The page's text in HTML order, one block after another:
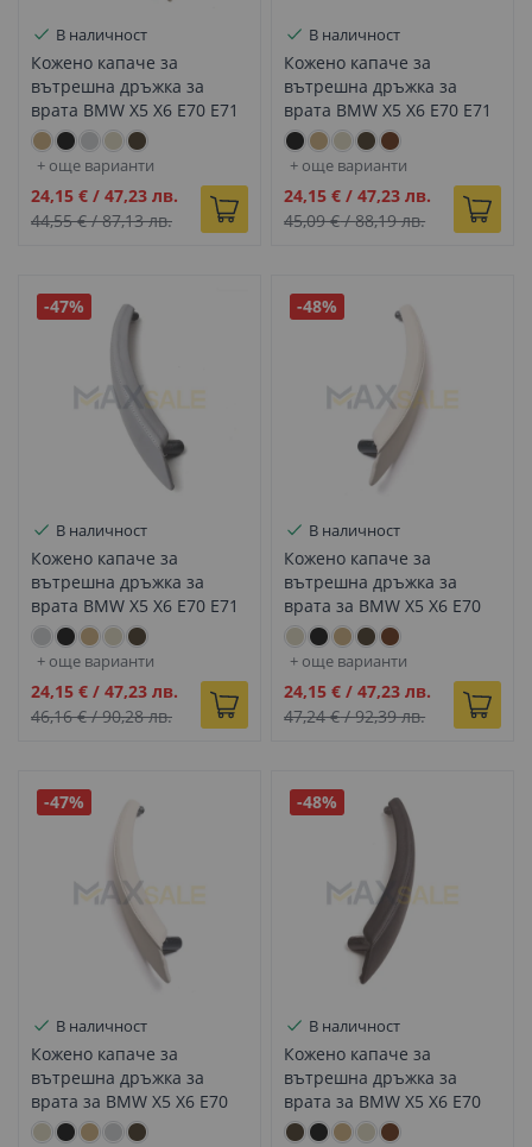
В наличност
Кожено капаче за
вътрешна дръжка за
врата BMW X5 X6 E70 E71
бежово дясно
+ още варианти
Промо
цена
24,15 € / 47,23 лв.
44,55 €/87,13 лв.
В наличност
Кожено капаче за
вътрешна дръжка за
врата BMW X5 X6 E70 E71
сиво ляво
+ още варианти
Промо
цена
24,15 € /47,23 лв.
45,09 €/88,19 лв.
-47%
В наличност
Кожено капаче за
вътрешна дръжка за
врата BMW X5 X6 E70 E71
сиво дясно
+ още варианти
Промо
цена
24,15 € / 47,23 лв.
46,16 €/90,28 лв.
-48%
В наличност
Кожено капаче за
вътрешна дръжка за
врата за BMW X5 X6 E70
E71 светло бежово ляво
+ още варианти
Промо
цена
24,15 € /47,23 лв.
47,24 €/92,39 лв.
-47%
В наличност
Кожено капаче за
вътрешна дръжка за
врата за BMW X5 X6 E70
E71 светло бежово дясно
-48%
В наличност
Кожено капаче за
вътрешна дръжка за
врата за BMW X5 X6 E70
E71 мока ляво